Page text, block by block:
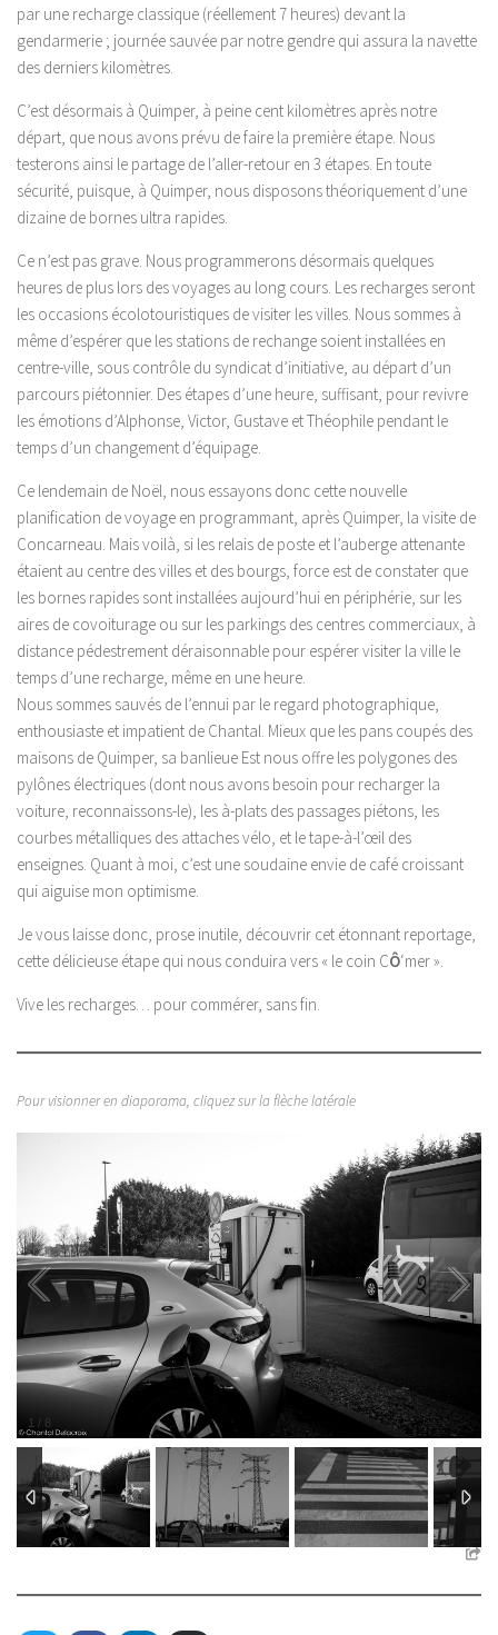
par une recharge classique (réellement 7 heures) devant la
gendarmerie ; journée sauvée par notre gendre qui assura la navette
des derniers kilomètres.
C’est désormais à Quimper, à peine cent kilomètres après notre
départ, que nous avons prévu de faire la première étape. Nous
testerons ainsi le partage de l’aller-retour en 3 étapes. En toute
sécurité, puisque, à Quimper, nous disposons théoriquement d’une
dizaine de bornes ultra rapides.
Ce n’est pas grave. Nous programmerons désormais quelques
heures de plus lors des voyages au long cours. Les recharges seront
les occasions écolotouristiques de visiter les villes. Nous sommes à
même d’espérer que les stations de rechange soient installées en
centre-ville, sous contrôle du syndicat d’initiative, au départ d’un
parcours piétonnier. Des étapes d’une heure, suffisant, pour revivre
les émotions d’Alphonse, Victor, Gustave et Théophile pendant le
temps d’un changement d’équipage.
Ce lendemain de Noël, nous essayons donc cette nouvelle
planification de voyage en programmant, après Quimper, la visite de
Concarneau. Mais voilà, si les relais de poste et l’auberge attenante
étaient au centre des villes et des bourgs, force est de constater que
les bornes rapides sont installées aujourd’hui en périphérie, sur les
aires de covoiturage ou sur les parkings des centres commerciaux, à
distance pédestrement déraisonnable pour espérer visiter la ville le
temps d’une recharge, même en une heure.
Nous sommes sauvés de l’ennui par le regard photographique,
enthousiaste et impatient de Chantal. Mieux que les pans coupés des
maisons de Quimper, sa banlieue Est nous offre les polygones des
pylônes électriques (dont nous avons besoin pour recharger la
voiture, reconnaissons-le), les à-plats des passages piétons, les
courbes métalliques des attaches vélo, et le tape-à-l’œil des
enseignes. Quant à moi, c’est une soudaine envie de café croissant
qui aiguise mon optimisme.
Je vous laisse donc, prose inutile, découvrir cet étonnant reportage,
cette délicieuse étape qui nous conduira vers « le coin CÔ‘mer ».
Vive les recharges… pour commérer, sans fin.
Pour visionner en diaporama, cliquez sur la flèche latérale
1 / 8